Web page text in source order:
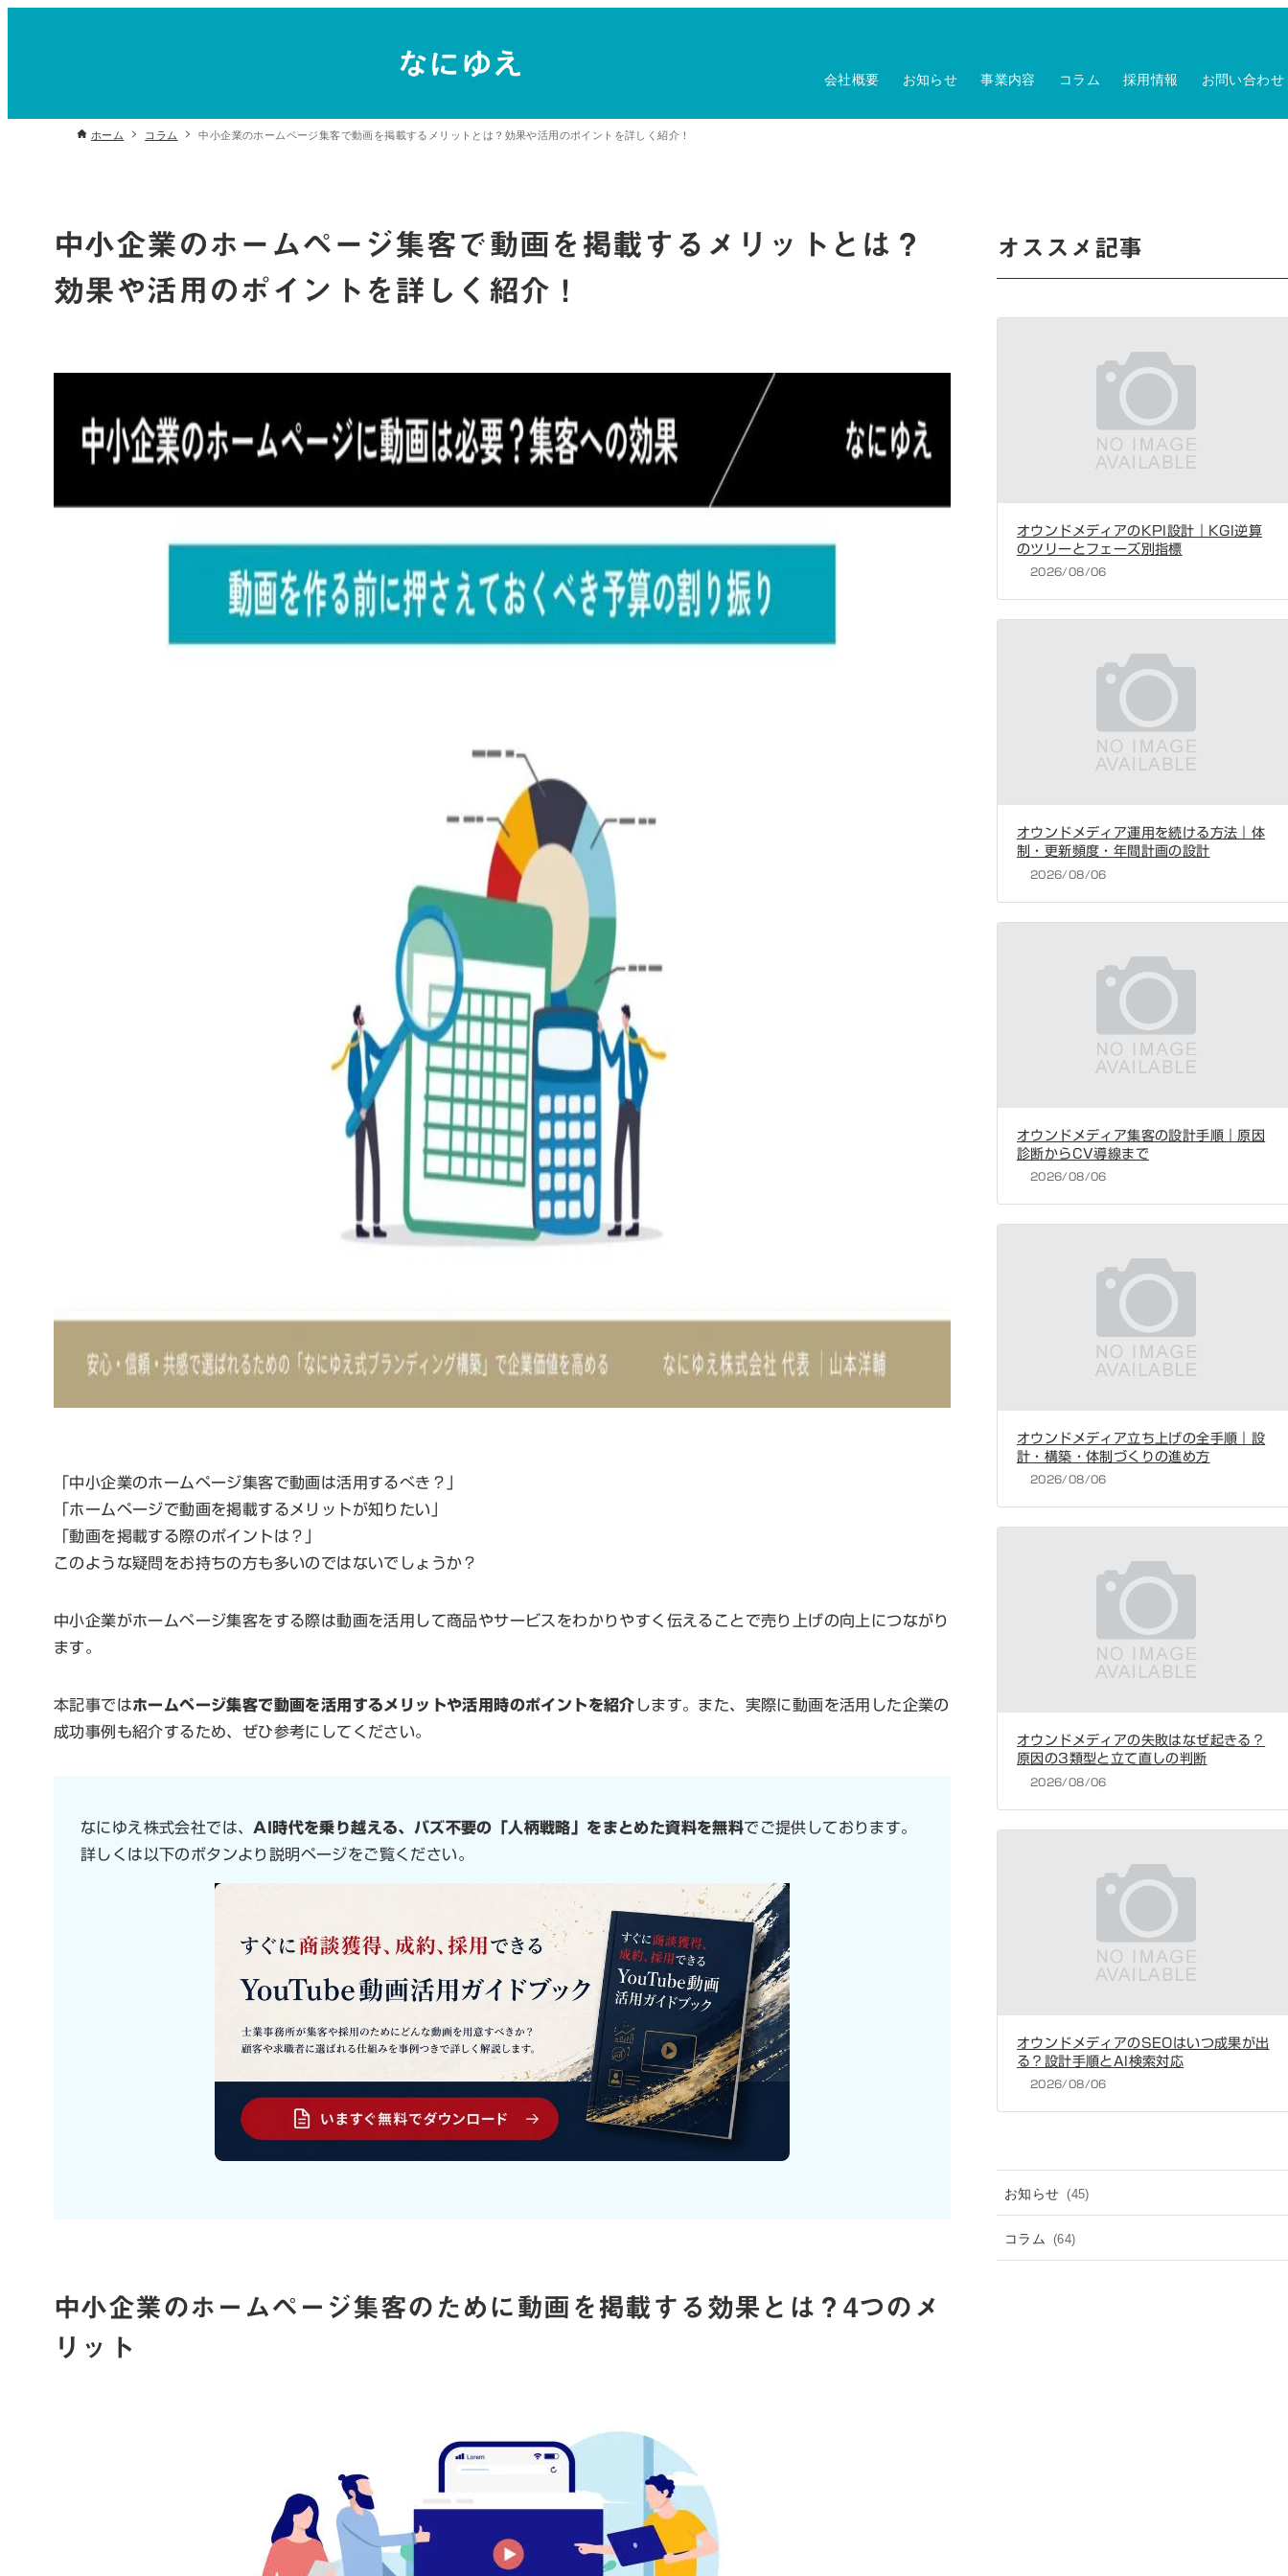
会社概要 お知らせ 事業内容 コラム 採用情報 お問い合わせ
ホーム コラム 中小企業のホームページ集客で動画を掲載するメリットとは？効果や活用のポイントを詳しく紹介！
中小企業のホームページ集客で動画を掲載するメリットとは？
効果や活用のポイントを詳しく紹介！
「中小企業のホームページ集客で動画は活用するべき？」
「ホームページで動画を掲載するメリットが知りたい」
「動画を掲載する際のポイントは？」
このような疑問をお持ちの方も多いのではないでしょうか？
中小企業がホームページ集客をする際は動画を活用して商品やサービスをわかりやすく伝えることで売り上げの向上につながり
ます。
本記事ではホームページ集客で動画を活用するメリットや活用時のポイントを紹介 します。また、実際に動画を活用した企業の
成功事例も紹介するため、ぜひ参考にしてください。
なにゆえ株式会社では、 AI時代を乗り越える、バズ不要の「人柄戦略」をまとめた資料を無料でご提供しております。
詳しくは以下のボタンより説明ページをご覧ください。
中小企業のホームページ集客のために動画を掲載する効果とは？4つのメ
リット
オススメ記事
オウンドメディアのKPI設計｜KGI逆算
のツリーとフェーズ別指標
2026/08/06
オウンドメディア運用を続ける方法｜体
制・更新頻度・年間計画の設計
2026/08/06
オウンドメディア集客の設計手順｜原因
診断からCV導線まで
2026/08/06
オウンドメディア立ち上げの全手順｜設
計・構築・体制づくりの進め方
2026/08/06
オウンドメディアの失敗はなぜ起きる？
原因の3類型と立て直しの判断
2026/08/06
オウンドメディアのSEOはいつ成果が出
る？設計手順とAI検索対応
2026/08/06
お知らせ (45)
コラム (64)